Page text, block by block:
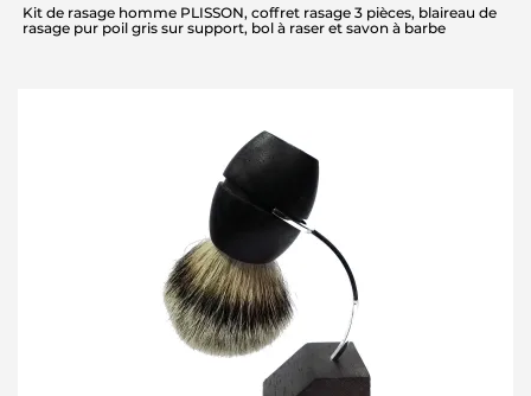
Kit de rasage homme PLISSON, coffret rasage 3 pièces, blaireau de
rasage pur poil gris sur support, bol à raser et savon à barbe